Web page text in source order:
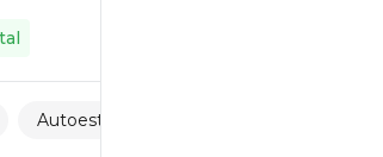
Autoestima